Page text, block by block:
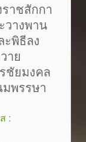
ราชสักกา
วางพาน
พิธีลง
าย
ชัยมงคล
พรรษา
: